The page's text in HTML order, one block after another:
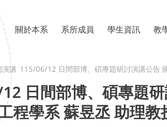
關於本系
系所組織
系所成員
行政人員
學生資訊
系學會
教
講 115/06/12 日間部博、碩專題研討演講公告
日間部博、碩專題
程學系 蘇昱丞 助理教